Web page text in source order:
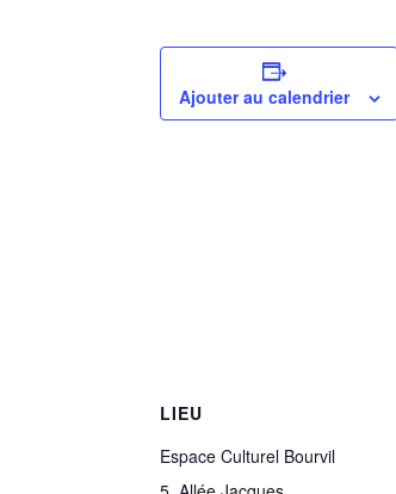
Ajouter au calendrier
LIEU
Espace Culturel Bourvil